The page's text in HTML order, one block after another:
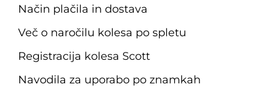
Način plačila in dostava
Več o naročilu kolesa po spletu
Registracija kolesa Scott
Navodila za uporabo po znamkah